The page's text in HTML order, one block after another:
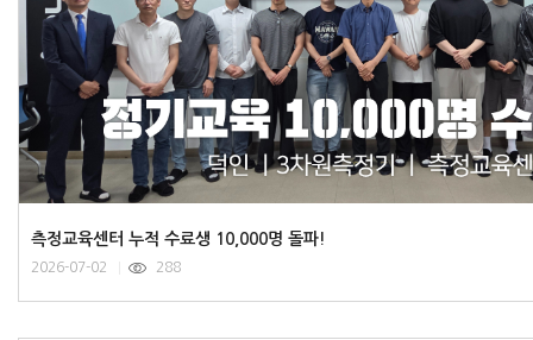
측정교육센터 누적 수료생 10,000명 돌파!
2026-07-02 288